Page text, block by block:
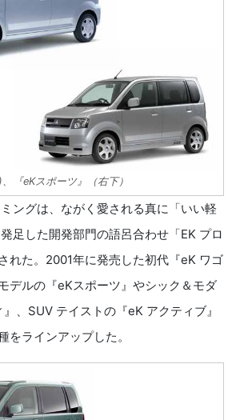
『eKスポーツ』（右下）
ングは、ながく愛される真に「いい軽
足した開発部門の語呂合わせ「EK プロ
れた。2001年に発売した初代『eK ワゴ
デルの『eKスポーツ』やシック＆モダ
、SUV テイストの『eK アクティブ』
をラインアップした。